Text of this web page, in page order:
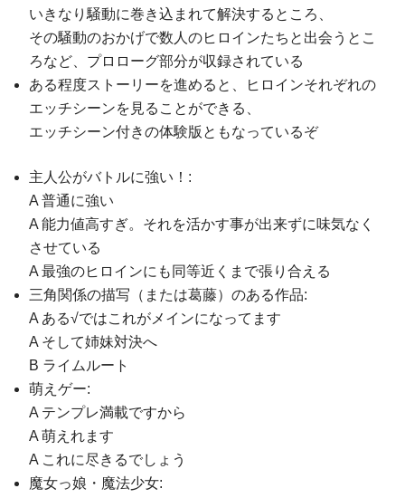
いきなり騒動に巻き込まれて解決するところ、
その騒動のおかげで数人のヒロインたちと出会うとこ
ろなど、プロローグ部分が収録されている
ある程度ストーリーを進めると、ヒロインそれぞれの
エッチシーンを見ることができる、
エッチシーン付きの体験版ともなっているぞ
主人公がバトルに強い！:
A 普通に強い
A 能力値高すぎ。それを活かす事が出来ずに味気なく
させている
A 最強のヒロインにも同等近くまで張り合える
三角関係の描写（または葛藤）のある作品:
A ある√ではこれがメインになってます
A そして姉妹対決へ
B ライムルート
萌えゲー:
A テンプレ満載ですから
A 萌えれます
A これに尽きるでしょう
魔女っ娘・魔法少女: